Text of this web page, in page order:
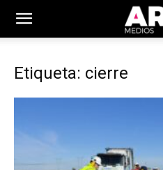
Etiqueta: cierre